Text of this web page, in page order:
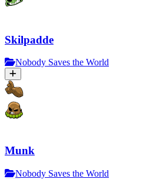
Skilpadde
Nobody Saves the World
Munk
Nobody Saves the World